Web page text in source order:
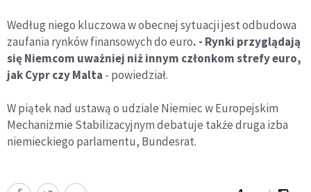
Według niego kluczowa w obecnej sytuacji jest odbudowa
zaufania rynków finansowych do euro. - Rynki przyglądają
się Niemcom uważniej niż innym członkom strefy euro,
jak Cypr czy Malta - powiedział.
W piątek nad ustawą o udziale Niemiec w Europejskim
Mechanizmie Stabilizacyjnym debatuje także druga izba
niemieckiego parlamentu, Bundesrat.